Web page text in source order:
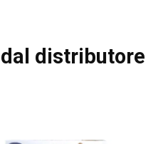
distributore